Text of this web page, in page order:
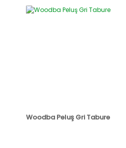
Woodba Peluş Gri Tabure